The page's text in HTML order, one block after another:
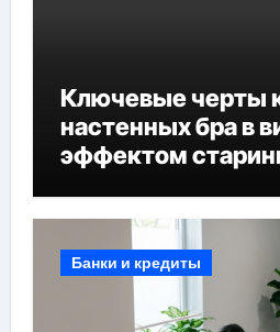
Ключевые черты
настенных бра в
эффектом
Банки и кредиты